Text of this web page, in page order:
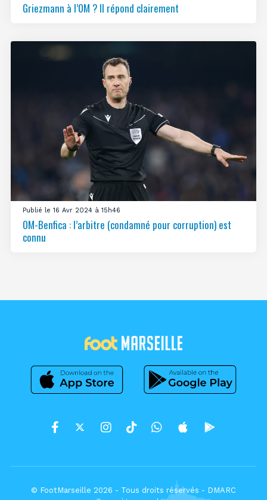
Griezmann à l’OM ? Il répond clairement
Publié le 16 Avr 2024 à 15h46
OM-Benfica : l’arbitre (condamné pour corruption) est
connu
© FootMarseille 2026 - Tous droits réservés - DMARC